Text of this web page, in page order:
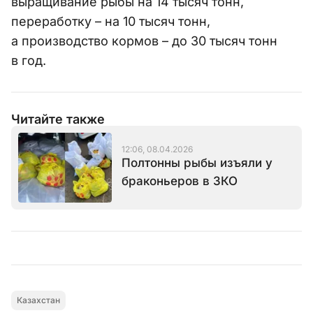
переработку – на 10 тысяч тонн,
а производство кормов – до 30 тысяч тонн
в год.
Читайте также
12:06, 08.04.2026
Полтонны рыбы изъяли у
браконьеров в ЗКО
Казахстан